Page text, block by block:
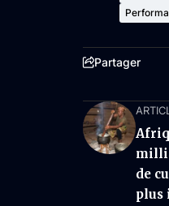
Partager
de
plus